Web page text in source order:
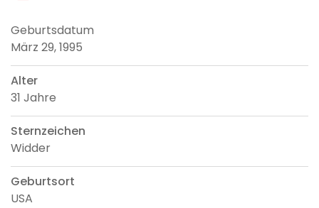
Geburtsdatum
März 29, 1995
Alter
31 Jahre
Sternzeichen
Widder
Geburtsort
USA